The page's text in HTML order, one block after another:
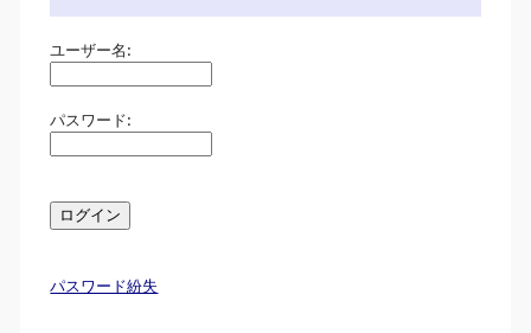
ユーザー名:
パスワード:
パスワード紛失